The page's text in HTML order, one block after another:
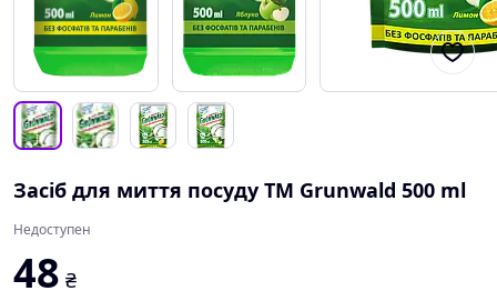
Засіб для миття посуду ТМ Grunwald 500 ml
Недоступен
48 ₴